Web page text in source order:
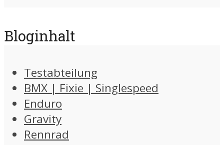
Bloginhalt
Testabteilung
BMX | Fixie | Singlespeed
Enduro
Gravity
Rennrad